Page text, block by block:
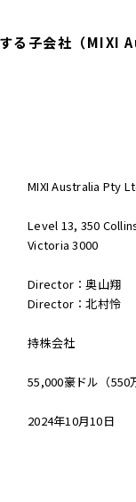
る子会社（MIXI
MIXI Australia Pty
Level 13, 350
Victoria 3000
Director：奥山翔
Director：北村怜
持株会社
55,000豪ドル（550
2024年10月10日